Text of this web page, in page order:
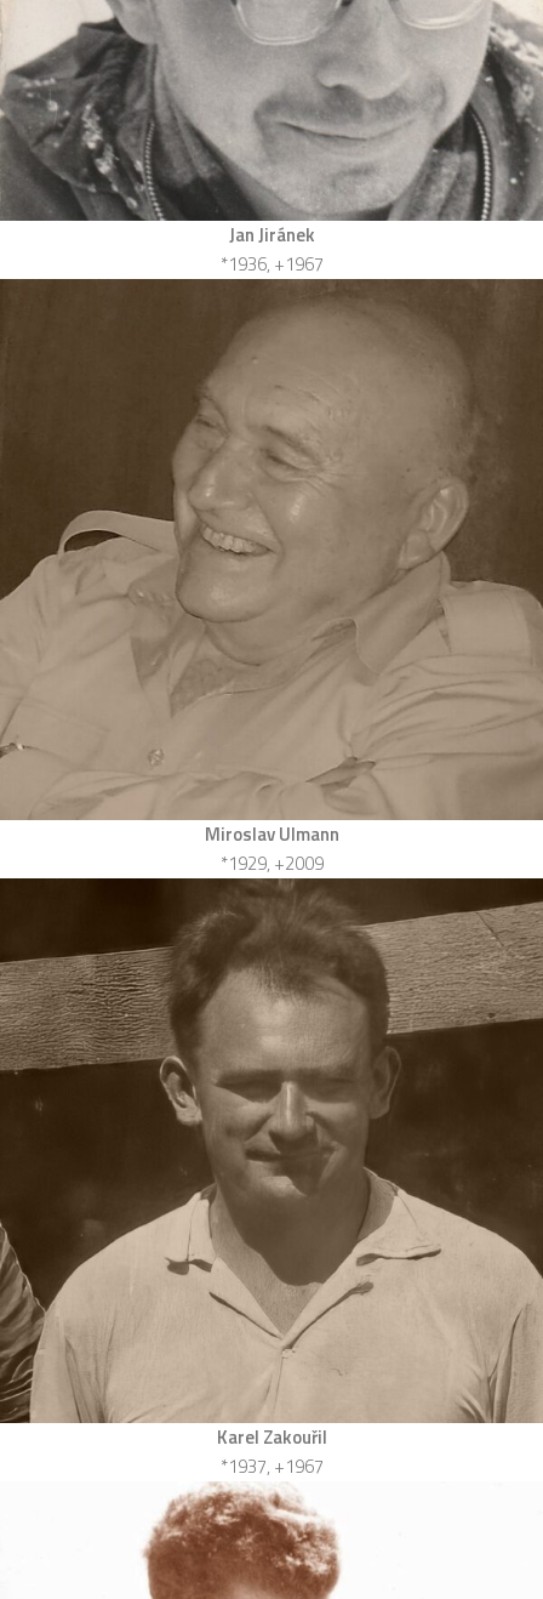
Jan Jiránek
*1936, +1967
Miroslav Ulmann
*1929, +2009
Karel Zakouřil
*1937, +1967